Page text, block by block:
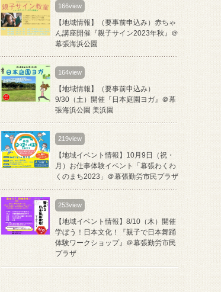
166view
【地域情報】（要事前申込み）赤ちゃ
ん講座開催『親子サイン2023年秋』＠
幕張海浜公園
164view
【地域情報】（要事前申込み）
9/30（土）開催『日本庭園ヨガ』＠幕
張海浜公園 美浜園
219view
【地域イベント情報】10月9日（祝・
月）お仕事体験イベント「幕張わくわ
くのまち2023」＠幕張勤労市民プラザ
253view
【地域イベント情報】8/10（木）開催
学ぼう！日本文化！『親子で日本舞踊
体験ワークショップ』＠幕張勤労市民
プラザ